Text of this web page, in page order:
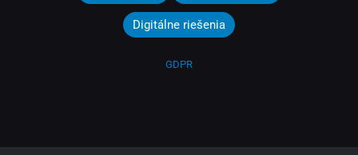
Digitálne riešenia
GDPR